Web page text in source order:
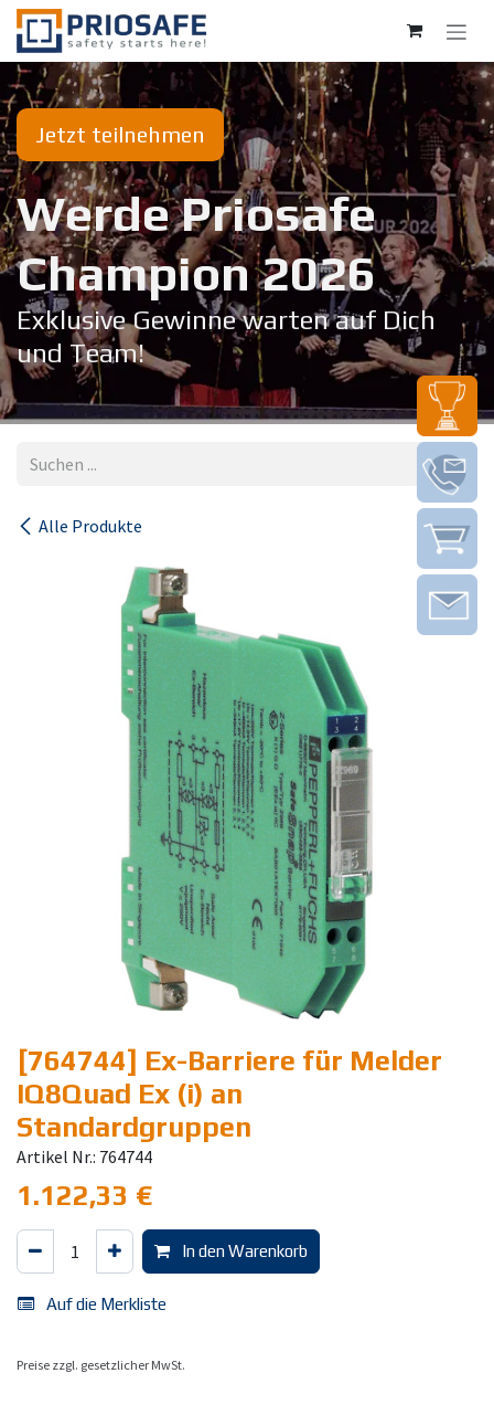
Zum Inhalt springen
Jetzt teilnehmen
Werde Priosafe
Champion 20​26
Exklusive Gewinne warten auf Dich
und Team!
Alle Produkte
[764744] Ex-Barriere für Melder
IQ8Quad Ex (i) an
Standardgruppen
Artikel Nr.: 764744
1.122,33 €
In den Warenkorb
Auf die Merkliste
Preise zzgl. gesetzlicher MwSt.